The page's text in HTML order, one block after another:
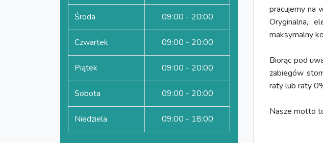
Środa 09:00 - 20:00
Czwartek 09:00 - 20:00
Piątek 09:00 - 20:00
Sobota 09:00 - 20:00
Niedziela 09:00 - 18:00
pracujemy na
Oryginalna,
maksymalny
Biorąc pod
zabiegów
raty lub raty
Nasze motto